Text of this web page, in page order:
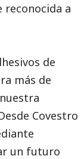
reconocida a
de
más de
Covestro
un futuro